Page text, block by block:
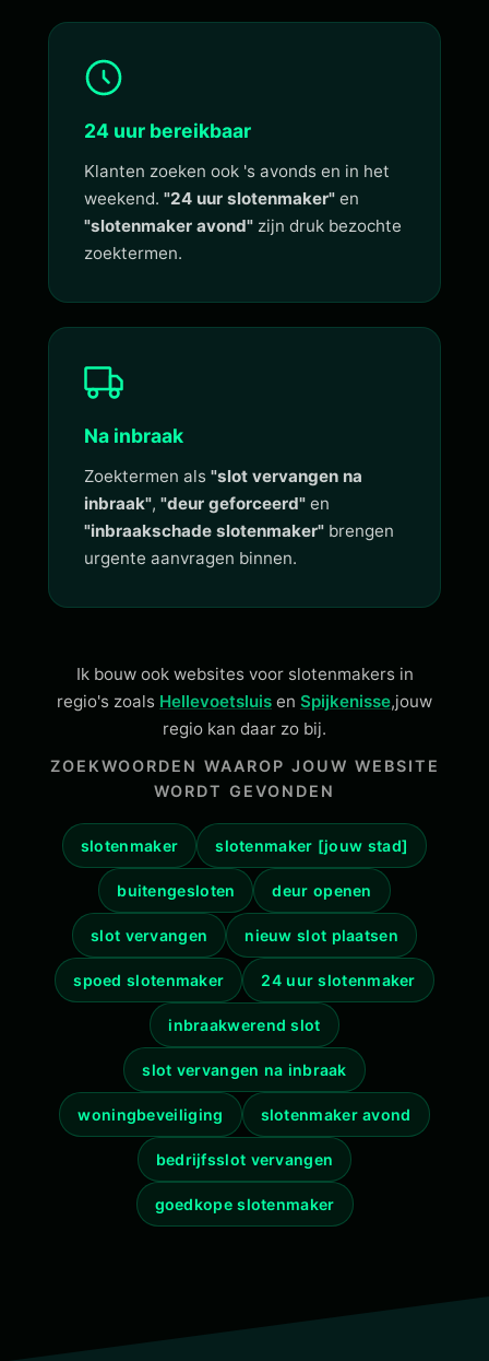
24 uur bereikbaar
Klanten zoeken ook 's avonds en in het
weekend. "24 uur slotenmaker" en
"slotenmaker avond" zijn druk bezochte
zoektermen.
Na inbraak
Zoektermen als "slot vervangen na
inbraak", "deur geforceerd" en
"inbraakschade slotenmaker" brengen
urgente aanvragen binnen.
Ik bouw ook websites voor slotenmakers in
regio's zoals Hellevoetsluis en Spijkenisse,jouw
regio kan daar zo bij.
ZOEKWOORDEN WAAROP JOUW WEBSITE
WORDT GEVONDEN
slotenmaker slotenmaker [jouw stad]
buitengesloten deur openen
slot vervangen nieuw slot plaatsen
spoed slotenmaker 24 uur slotenmaker
inbraakwerend slot
slot vervangen na inbraak
woningbeveiliging slotenmaker avond
bedrijfsslot vervangen
goedkope slotenmaker